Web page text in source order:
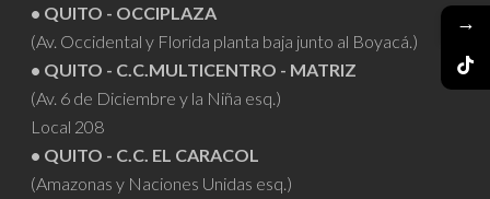
• QUITO - OCCIPLAZA
(Av. Occidental y Florida planta baja junto al Boyacá.)
• QUITO - C.C.MULTICENTRO - MATRIZ
(Av. 6 de Diciembre y la Niña esq.)
Local 208
• QUITO - C.C. EL CARACOL
(Amazonas y Naciones Unidas esq.)
→